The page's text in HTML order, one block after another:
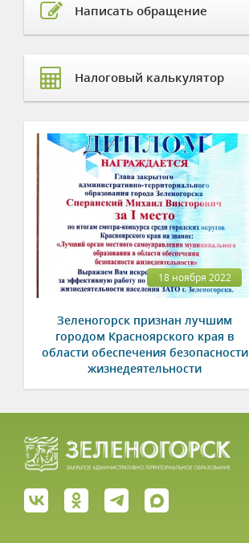
Написать обращение
Налоговый калькулятор
18 ноября 2022
Зеленогорск признан лучшим
городом Красноярского края в
области обеспечения безопасности
жизнедеятельности